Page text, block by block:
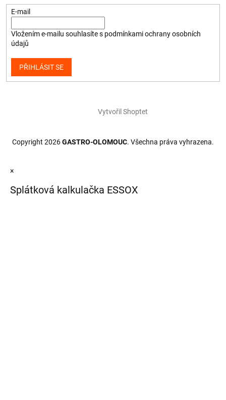
E-mail
Vložením e-mailu souhlasíte s podmínkami ochrany osobních
údajů
PŘIHLÁSIT SE
Vytvořil Shoptet
Copyright 2026GASTRO-OLOMOUC. Všechna práva vyhrazena.
×
Splátková kalkulačka ESSOX